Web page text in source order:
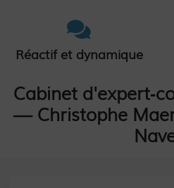
Réactif et dynamique
Cabinet
— Christophe